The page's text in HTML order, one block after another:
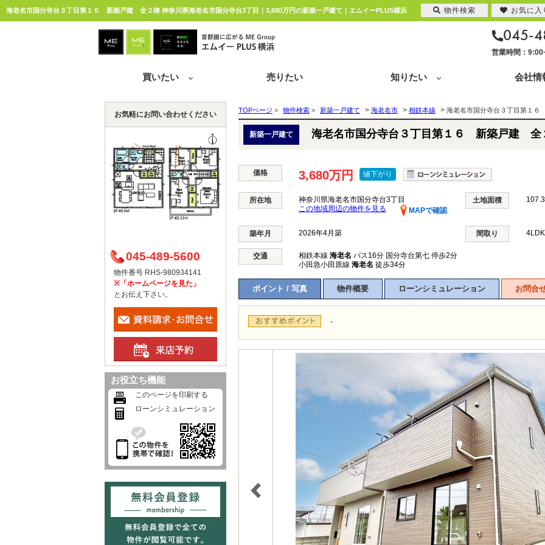
海老名市国分寺台３丁目第１６ 新築戸建 全２棟 神奈川県海老名市国分寺台3丁目｜3,680万円の新築一戸建て｜エムイーPLUS横浜
045-
営業時間：
買いたい 売りたい 知りたい 会社情
TOPページ > 物件検索 > 新築一戸建て > 海老名市 > 相鉄本線 > 海老名市国分寺台３丁目第１
新築一戸建て 海老名市国分寺台３丁目第１６ 新築戸建 全
価格 3,680万円 値下がり
所在地
神奈川県海老名市国分寺台3丁目
MAPで確認
この地域周辺の物件を見る
土地面積
築年月 2026年4月築 間取り
交通 相鉄本線 海老名 バス16分 国分寺台第七 停歩2分
小田急小田原線 海老名 徒歩34分
ポイント / 写真 物件概要 ローンシミュレーション お問合
-
お気軽にお問い合わせください
045-489-5600
物件番号 RHS-980934141
※「ホームページを見た」
とお伝え下さい。
お役立ち機能
このページを印刷する
ローンシミュレーション
物件検索 お気に入